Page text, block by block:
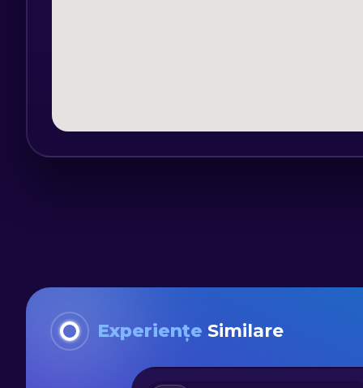
Experiențe Similare